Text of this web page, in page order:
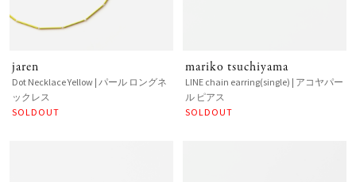
jaren
Dot Necklace Yellow | パール ロングネ
ックレス
SOLDOUT
mariko tsuchiyama
LINE chain earring(single) | アコヤパー
ル ピアス
SOLDOUT